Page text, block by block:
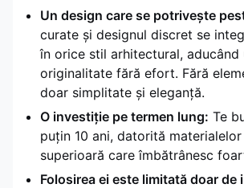
Un design care se potrivește
curate și designul discret se
în orice stil arhitectural, aducând
originalitate fără efort. Fără
doar simplitate și eleganță.
O investiție pe termen lung: Te
puțin 10 ani, datorită
superioară care îmbătrânesc
Folosirea ei este limitată doar de